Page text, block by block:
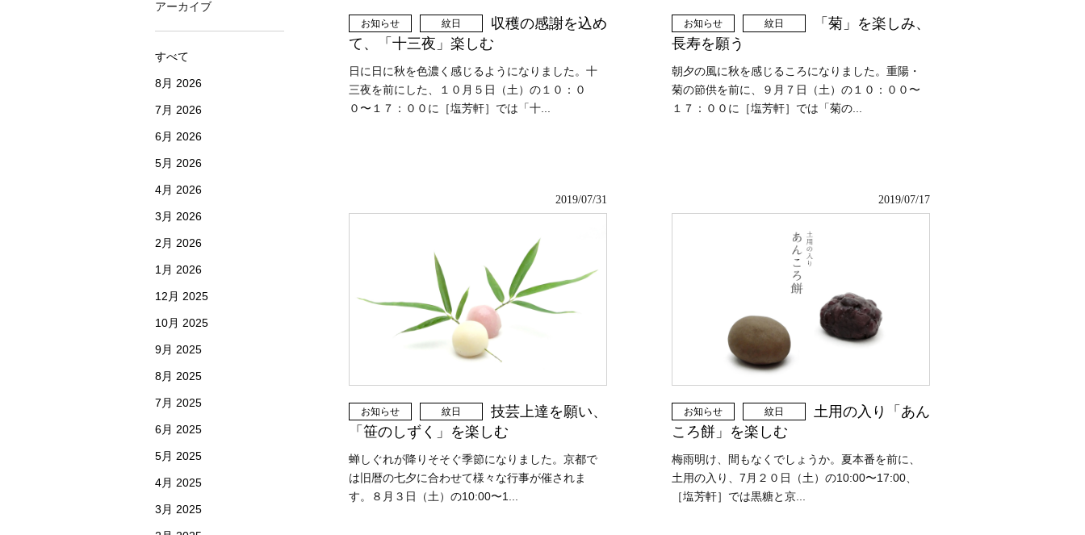
お知らせ 紋日
収穫の感謝を込め
て、「十三夜」楽しむ
日に日に秋を色濃く感じるようになりました。十
三夜を前にした、１０月５日（土）の１０：０
０〜１７：００に［塩芳軒］では「十...
お知らせ 紋日
「菊」を楽しみ、
長寿を願う
朝夕の風に秋を感じるころになりました。重陽・
菊の節供を前に、９月７日（土）の１０：００〜
１７：００に［塩芳軒］では「菊の...
2019/07/31
お知らせ 紋日
技芸上達を願い、
「笹のしずく」を楽しむ
蝉しぐれが降りそそぐ季節になりました。京都で
は旧暦の七夕に合わせて様々な行事が催されま
す。８月３日（土）の10:00〜1...
2019/07/17
お知らせ 紋日
土用の入り「あん
ころ餅」を楽しむ
梅雨明け、間もなくでしょうか。夏本番を前に、
土用の入り、7月２０日（土）の10:00〜17:00、
［塩芳軒］では黒糖と京...
アーカイブ
すべて
8月 2026
7月 2026
6月 2026
5月 2026
4月 2026
3月 2026
2月 2026
1月 2026
12月 2025
10月 2025
9月 2025
8月 2025
7月 2025
6月 2025
5月 2025
4月 2025
3月 2025